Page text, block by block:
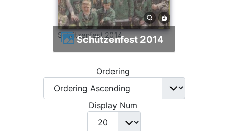
Schützenfest 2014
Schützenfest 2014
Ordering
Display Num